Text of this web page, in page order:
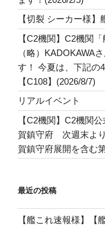
【切裂 シーカー様
【C2機関】C2機関
（略）KADOKAWA
す！ 今夏は、下記の
【C108】(2026/8/7)
リアルイベント
【C2機関】C2機関
賀鎮守府 次週末よ
賀鎮守府展開を含む
最近の投稿
【艦これ速報様】【